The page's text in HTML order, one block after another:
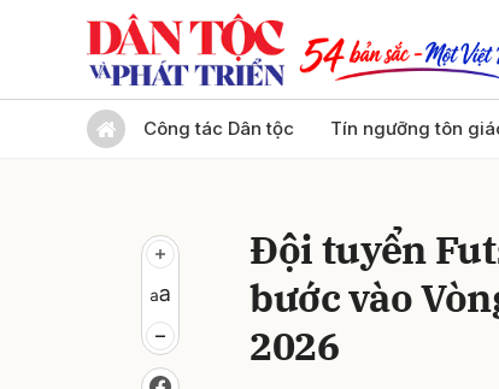
Công tác Dân tộc Tín ngưỡng tôn
Đội tuyển
bước vào
2026